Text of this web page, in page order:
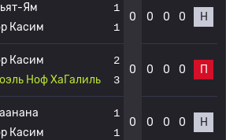
Ям
Касим
1
1
0 0 0 0 Н
Касим
Ноф ХаГалиль
2
3
0 0 0 0 П
Касим
1
1
0 0 0 0 Н